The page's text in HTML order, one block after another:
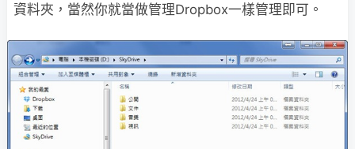
資料夾，當然你就當做管理Dropbox一樣管理即可。